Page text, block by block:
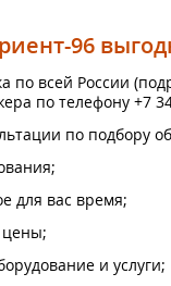
96
по всей России
по телефону +7
по подбору
для вас время;
цены;
и услуги;